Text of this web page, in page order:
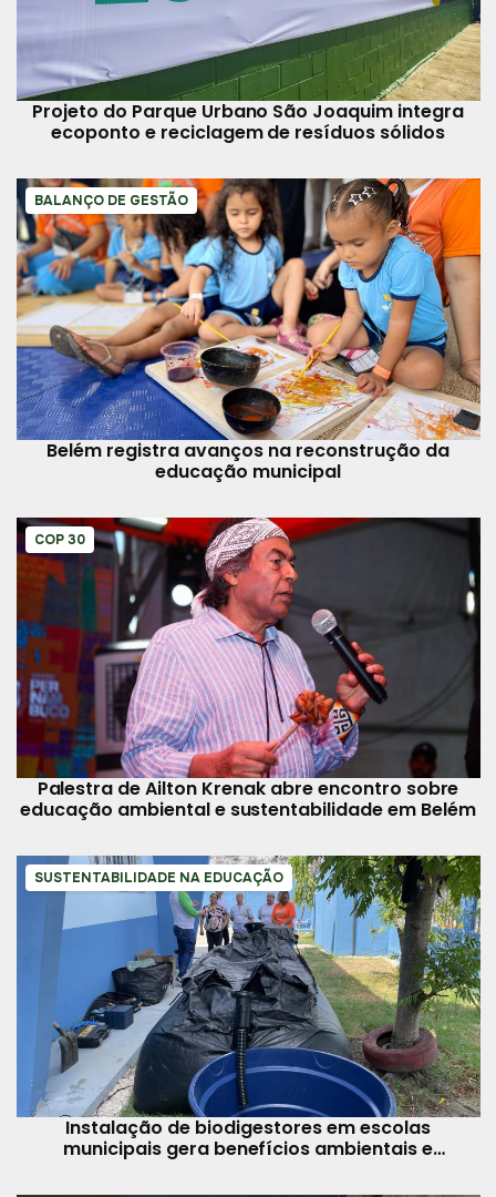
Projeto do Parque Urbano São Joaquim integra
ecoponto e reciclagem de resíduos sólidos
BALANÇO DE GESTÃO
Belém registra avanços na reconstrução da
educação municipal
COP 30
Palestra de Ailton Krenak abre encontro sobre
educação ambiental e sustentabilidade em Belém
SUSTENTABILIDADE NA EDUCAÇÃO
Instalação de biodigestores em escolas
municipais gera benefícios ambientais e